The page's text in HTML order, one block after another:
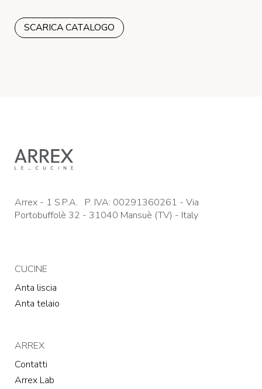
SCARICA CATALOGO
Arrex - 1 S.P.A. P. IVA: 00291360261 - Via
Portobuffolè 32 - 31040 Mansuè (TV) - Italy
CUCINE
Anta liscia
Anta telaio
ARREX
Contatti
Arrex Lab